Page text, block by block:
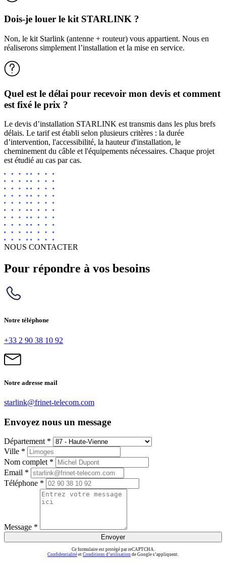
Dois-je louer le kit STARLINK ?
Non, le kit Starlink (antenne + routeur) vous appartient. Nous en
réaliserons simplement l’installation et la mise en service.
Quel est le délai pour recevoir mon devis et comment
est fixé le prix ?
Le devis d’installation STARLINK est transmis dans les plus brefs
délais. Le tarif est établi selon plusieurs critères : la durée
d’intervention, l'accessibilité, la hauteur d'installation, le
cheminement du câble et l'équipements nécessaires. Chaque projet
est étudié au cas par cas.
NOUS CONTACTER
Pour répondre à vos besoins
Notre téléphone
+33 2 90 38 10 92
Notre adresse mail
starlink@frinet-telecom.com
Envoyez nous un message
Département *
Ville *
Nom complet *
Email *
Téléphone *
Message *
Envoyer
Ce formulaire est protégé par reCAPTCHA.
Confidentialité et Conditions d’utilisation de Google s’appliquent.